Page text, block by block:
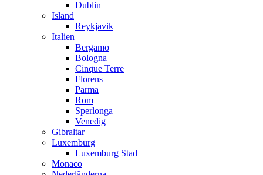
Dublin
Island
Reykjavik
Italien
Bergamo
Bologna
Cinque Terre
Florens
Parma
Rom
Sperlonga
Venedig
Gibraltar
Luxemburg
Luxemburg Stad
Monaco